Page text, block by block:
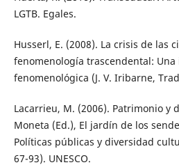
LGTB. Egales.
Husserl, E. (2008). La crisis de las
fenomenología trascendental:
fenomenológica (J. V. Iribarne,
Lacarrieu, M. (2006). Patrimonio y
Moneta (Ed.), El jardín de los
Políticas públicas y diversidad
67-93). UNESCO.